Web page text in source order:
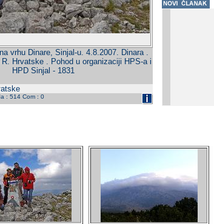
vrhu Dinare, Sinjal-u. 4.8.2007. Dinara .
Hrvatske . Pohod u organizaciji HPS-a i
HPD Sinjal - 1831
: 514 Com : 0